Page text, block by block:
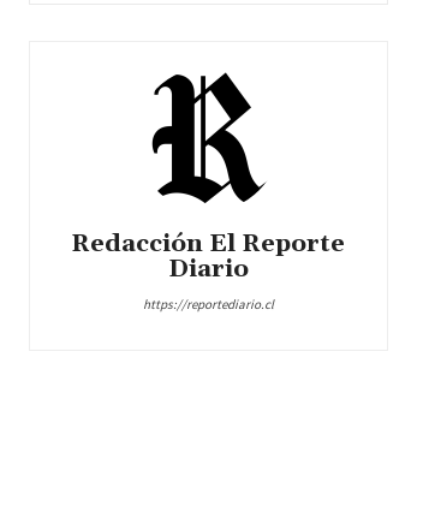
Redacción El Reporte
Diario
https://reportediario.cl